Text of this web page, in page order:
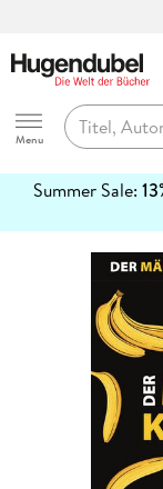
Hugendubel
Menu
Summer Sale:
erfahren